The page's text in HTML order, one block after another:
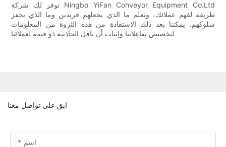
توفر لك شركة Ningbo YiFan Conveyor Equipment Co.Ltd
طريقة لفهم عملائك، وتعلم ما الذي يجعلهم فريدين وما الذي يحفز
سلوكهم. يمكننا بعد ذلك الاستفادة من هذه الثروة من المعلومات
لتخصيص تفاعلاتنا وإثبات أن ناقل الجاذبية ذو قيمة لعملائنا
ابق على تواصل معنا
اسم